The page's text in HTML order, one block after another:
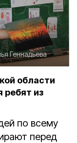
Геннадьева
области
ребят из
по всему
перед